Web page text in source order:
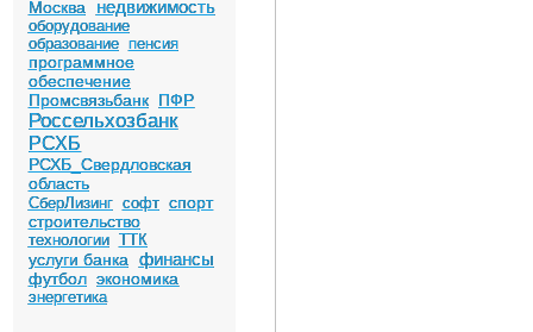
Москва недвижимость
оборудование
образование пенсия
программное
обеспечение
Промсвязьбанк ПФР
Россельхозбанк
РСХБ
РСХБ_Свердловская
область
СберЛизинг софт спорт
строительство
технологии ТТК
услуги банка финансы
футбол экономика
энергетика